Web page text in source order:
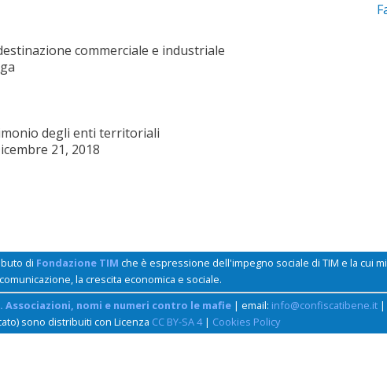
commerciale e industriale
degli enti territoriali
21, 2018
di Fondazione TIM che è espressione dell'impegno sociale di TIM e la cui
la crescita economica e sociale.
Associazioni, nomi e numeri contro le mafie | email: info@confiscatibene.it |
sono distribuiti con Licenza CC BY-SA 4| Cookies Policy